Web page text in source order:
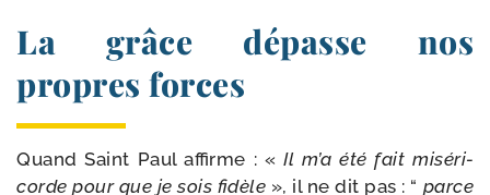
La grâce dépasse nos
propres forces
Quand Saint Paul affirme : « Il m’a été fait misé­ri­
corde pour que je sois fidèle », il ne dit pas : “ parce